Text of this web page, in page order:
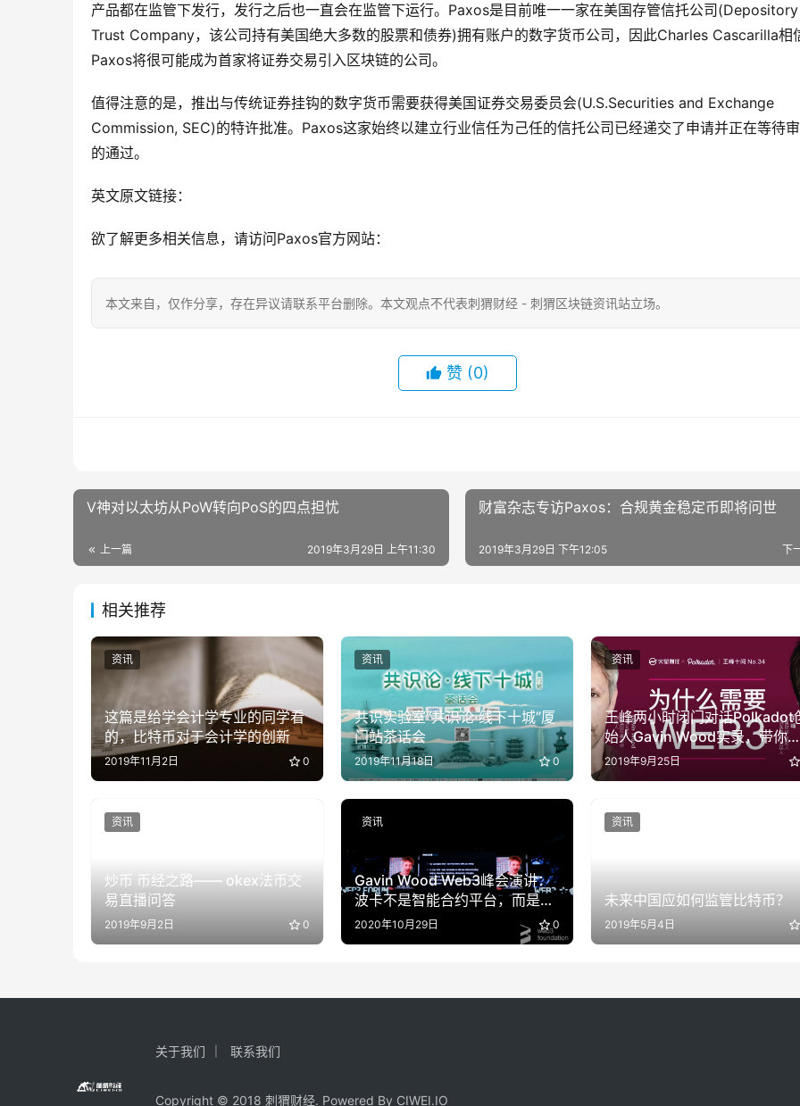
产品都在监管下发行，发行之后也一直会在监管下运行。Paxos是目前唯一一家在美国存管信托公司(Depository
Trust Company，该公司持有美国绝大多数的股票和债券)拥有账户的数字货币公司，因此Charles Cascarilla相
Paxos将很可能成为首家将证券交易引入区块链的公司。
值得注意的是，推出与传统证券挂钩的数字货币需要获得美国证券交易委员会(U.S.Securities and Exchange
Commission, SEC)的特许批准。Paxos这家始终以建立行业信任为己任的信托公司已经递交了申请并正在等待
的通过。
英文原文链接：
欲了解更多相关信息，请访问Paxos官方网站：
本文来自 ，仅作分享，存在异议请联系平台删除。本文观点不代表刺猬财经 - 刺猬区块链资讯站立场。
赞 (0)
V神对以太坊从PoW转向PoS的四点担忧
上一篇 2019年3月29日 上午11:30
财富杂志专访Paxos：合规黄金稳定币即将问世
下
2019年3月29日 下午12:05
相关推荐
这篇是给学会计学专业的同学看
的，比特币对于会计学的创新
2019年11月2日 0
资讯
共识实验室“共识论·线下十城”厦
门站茶话会
2019年11月18日 0
资讯
王峰两小时闭门对话Polkadot
始人Gavin Wood实录，带你
解Web 3.0、跨链机制、程序
2019年9月25日
资讯
炒币 币经之路—— okex法币交
易直播问答
2019年9月2日 0
资讯
Gavin Wood Web3峰会演讲：
波卡不是智能合约平台，而是平
台的平台（全文）
2020年10月29日 0
资讯
未来中国应如何监管比特币？
2019年5月4日
资讯
关于我们 联系我们
Copyright © 2018 刺猬财经. Powered By CIWEI.IO